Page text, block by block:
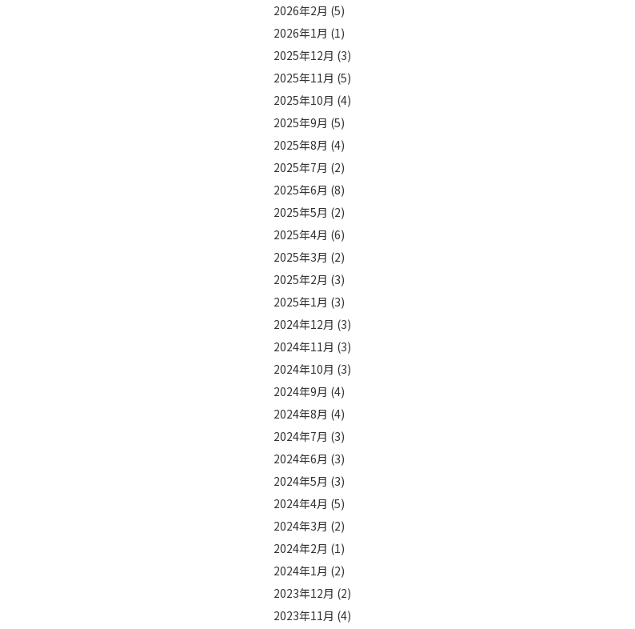
2026年2月 (5)
2026年1月 (1)
2025年12月 (3)
2025年11月 (5)
2025年10月 (4)
2025年9月 (5)
2025年8月 (4)
2025年7月 (2)
2025年6月 (8)
2025年5月 (2)
2025年4月 (6)
2025年3月 (2)
2025年2月 (3)
2025年1月 (3)
2024年12月 (3)
2024年11月 (3)
2024年10月 (3)
2024年9月 (4)
2024年8月 (4)
2024年7月 (3)
2024年6月 (3)
2024年5月 (3)
2024年4月 (5)
2024年3月 (2)
2024年2月 (1)
2024年1月 (2)
2023年12月 (2)
2023年11月 (4)